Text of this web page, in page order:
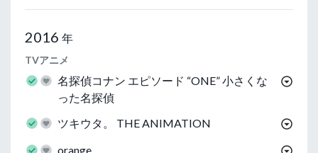
2016 年
TVアニメ
名探偵コナン エピソード “ONE” 小さくな
った名探偵
ツキウタ。 THE ANIMATION
orange